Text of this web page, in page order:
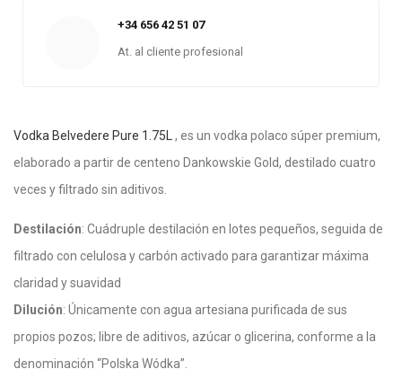
+34 656 42 51 07
At. al cliente profesional
Vodka Belvedere Pure 1.75L
, es un vodka polaco súper premium,
elaborado a partir de centeno Dankowskie Gold, destilado cuatro
veces y filtrado sin aditivos.
Destilación: Cuádruple destilación en lotes pequeños, seguida de
filtrado con celulosa y carbón activado para garantizar máxima
claridad y suavidad
Dilución: Únicamente con agua artesiana purificada de sus
propios pozos; libre de aditivos, azúcar o glicerina, conforme a la
denominación “Polska Wódka”.